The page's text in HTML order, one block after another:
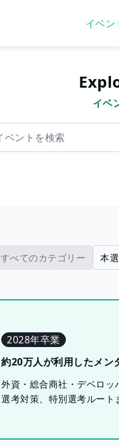
イベン
イベ
すべてのカテゴリー 本
2028年卒業
約20万人が利用したメン
外資・総合商社・デベロ
選考対策、特別選考ルート